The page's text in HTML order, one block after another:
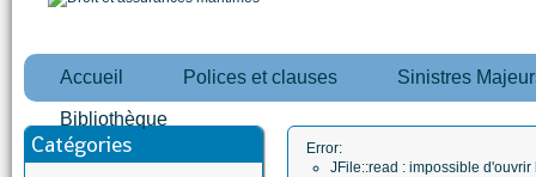
Accueil Polices et clauses Sinistres
Bibliothèque
Catégories
Error:
JFile::read : impossible d'ouvrir